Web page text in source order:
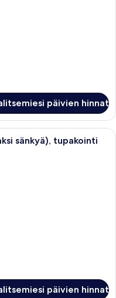
päivien hinnat
jossa on kaksi sänkyä,
sänkyä), tupakointi
päivien hinnat